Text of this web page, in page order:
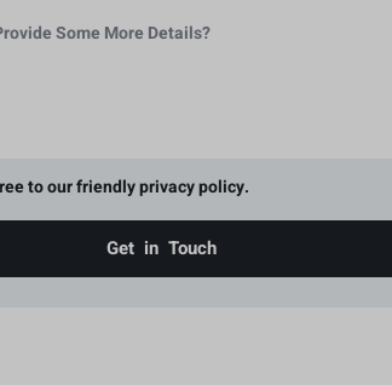
to our friendly privacy policy.